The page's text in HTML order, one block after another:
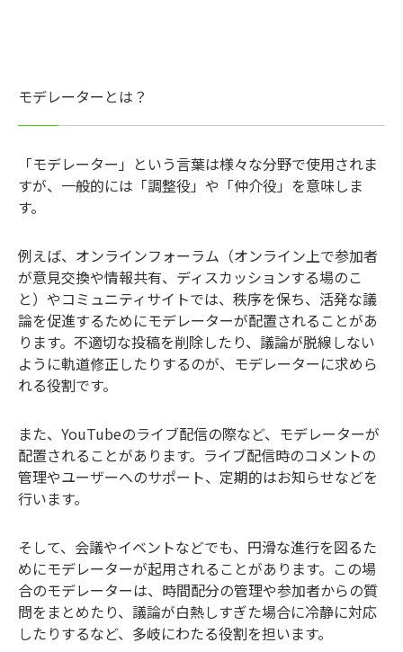
モデレーターとは？
「モデレーター」という言葉は様々な分野で使用されま
すが、一般的には「調整役」や「仲介役」を意味しま
す。
例えば、オンラインフォーラム（オンライン上で参加者
が意見交換や情報共有、ディスカッションする場のこ
と）やコミュニティサイトでは、秩序を保ち、活発な議
論を促進するためにモデレーターが配置されることがあ
ります。不適切な投稿を削除したり、議論が脱線しない
ように軌道修正したりするのが、モデレーターに求めら
れる役割です。
また、YouTubeのライブ配信の際など、モデレーターが
配置されることがあります。ライブ配信時のコメントの
管理やユーザーへのサポート、定期的はお知らせなどを
行います。
そして、会議やイベントなどでも、円滑な進行を図るた
めにモデレーターが起用されることがあります。この場
合のモデレーターは、時間配分の管理や参加者からの質
問をまとめたり、議論が白熱しすぎた場合に冷静に対応
したりするなど、多岐にわたる役割を担います。